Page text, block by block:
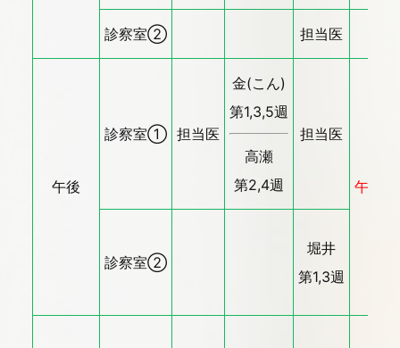
診察室② 担当医
午後
診察室① 担当医
金(こん)
第1,3,5週
高瀬
第2,4週
担当医
午後
診察室②
堀井
第1,3週